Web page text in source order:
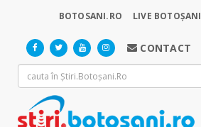
BOTOSANI.RO LIVE BOTOȘANI
CONTACT